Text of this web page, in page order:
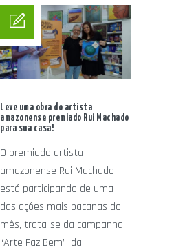
Leve uma obra do artista
amazonense premiado Rui Machado
para sua casa!
O premiado artista
amazonense Rui Machado
está participando de uma
das ações mais bacanas do
mês, trata-se da campanha
“Arte Faz Bem”, da